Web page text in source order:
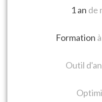
1 an de
Formation
Outil